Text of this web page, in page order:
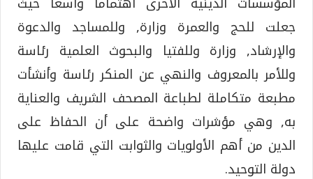
جعلت للحج والعمرة وزارة, وللمساجد والدعوة
والإرشاد, وزارة وللفتيا والبحوث العلمية رئاسة
وللأمر بالمعروف والنهي عن المنكر رئاسة وأنشأت
مطبعة متكاملة لطباعة المصحف الشريف والعناية
به, وهي مؤشرات واضحة على أن الحفاظ على
الدين من أهم الأولويات والثوابت التي قامت عليها
دولة التوحيد.